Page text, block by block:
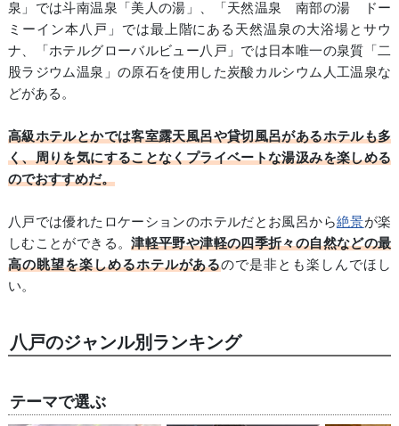
泉」では斗南温泉「美人の湯」、「天然温泉 南部の湯 ドー
ミーイン本八戸」では最上階にある天然温泉の大浴場とサウ
ナ、「ホテルグローバルビュー八戸」では日本唯一の泉質「二
股ラジウム温泉」の原石を使用した炭酸カルシウム人工温泉な
どがある。
高級ホテルとかでは客室露天風呂や貸切風呂があるホテルも多
く、周りを気にすることなくプライベートな湯汲みを楽しめる
のでおすすめだ。
八戸では優れたロケーションのホテルだとお風呂から絶景が楽
しむことができる。津軽平野や津軽の四季折々の自然などの最
高の眺望を楽しめるホテルがあるので是非とも楽しんでほし
い。
八戸のジャンル別ランキング
テーマで選ぶ